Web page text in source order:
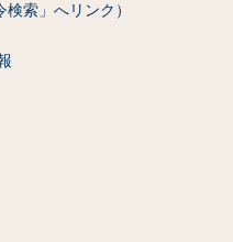
索」へリンク）